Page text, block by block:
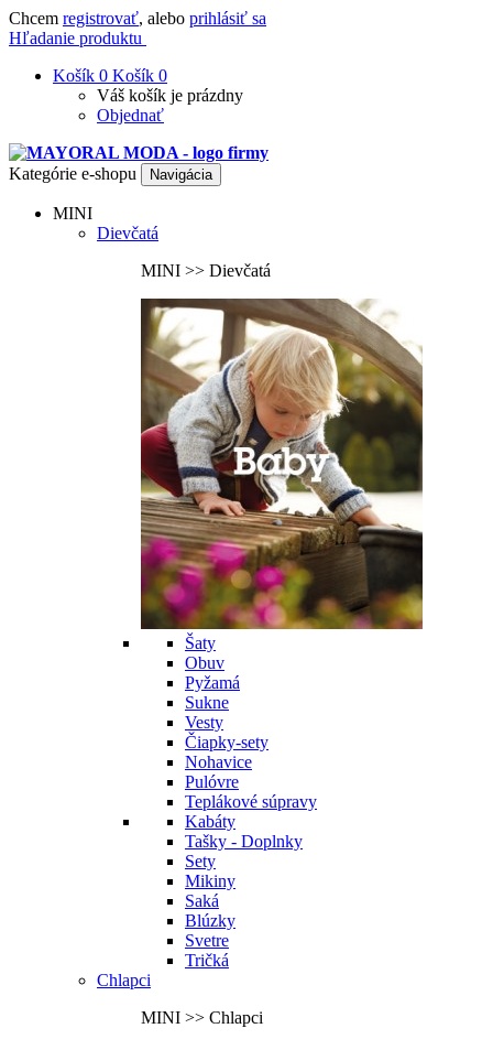
Chcem registrovať, alebo prihlásiť sa
Hľadanie produktu
Košík 0 Košík 0
Váš košík je prázdny
Objednať
Kategórie e-shopu Navigácia
MINI
Dievčatá
MINI >> Dievčatá
Šaty
Obuv
Pyžamá
Sukne
Vesty
Čiapky-sety
Nohavice
Pulóvre
Teplákové súpravy
Kabáty
Tašky - Doplnky
Sety
Mikiny
Saká
Blúzky
Svetre
Tričká
Chlapci
MINI >> Chlapci